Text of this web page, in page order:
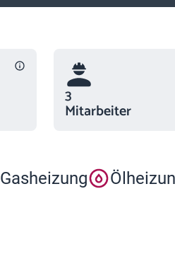
3
Mitarbeiter
Gasheizung